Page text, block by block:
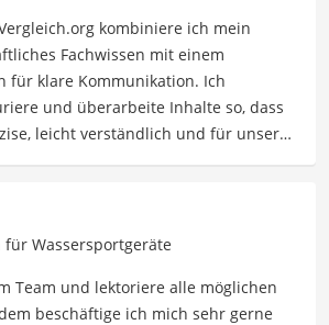
kombiniere ich mein
Fachwissen mit einem
für klare Kommunikation. Ich
und überarbeite Inhalte so, dass
leicht verständlich und für unsere
gerne mit verschiedenen Hobbys
Dieses Interesse spiegelt sich in
die sich mit Freizeitideen,
Hobbytipps und Anregungen für die
für Wassersportgeräte
Team und lektoriere alle möglichen
beschäftige ich mich sehr gerne